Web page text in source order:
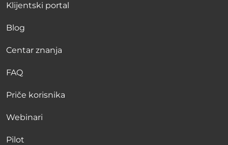
Klijentski portal
Blog
Centar znanja
FAQ
Priče korisnika
Webinari
Pilot